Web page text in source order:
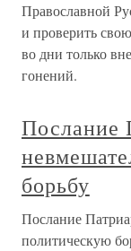
Православной
и проверить
во дни только
гонений.
Послание
борьбу
Послание
политическую